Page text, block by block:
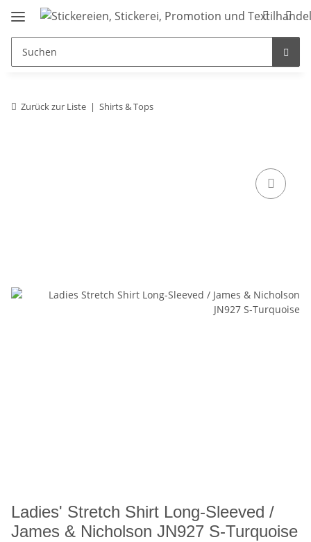
Zurück zur Liste Shirts & Tops
Ladies' Stretch Shirt Long-Sleeved /
James & Nicholson JN927 S-Turquoise